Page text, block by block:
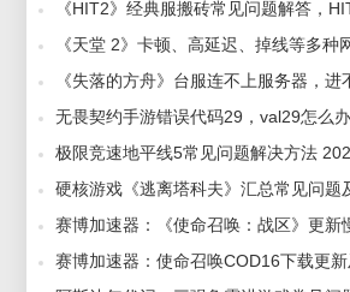
极限竞速地平线5常见问题解决方法